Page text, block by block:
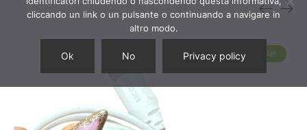
Sale!
cliccando un link o un pulsante o continuando a navigare in
altro modo.
Ok No Privacy policy